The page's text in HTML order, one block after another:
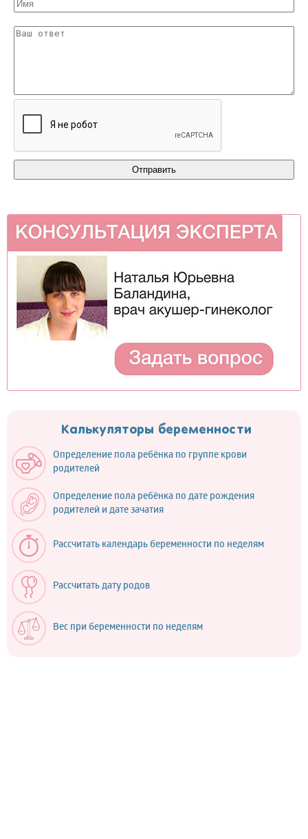
Калькуляторы беременности
Определение пола ребёнка по группе крови
родителей
Определение пола ребёнка по дате рождения
родителей и дате зачатия
Рассчитать календарь беременности по неделям
Рассчитать дату родов
Вес при беременности по неделям